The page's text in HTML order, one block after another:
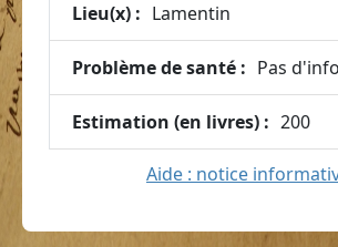
Lieu(x) : Lamentin
Problème de santé : Pas
Estimation (en livres) : 200
Aide : notice